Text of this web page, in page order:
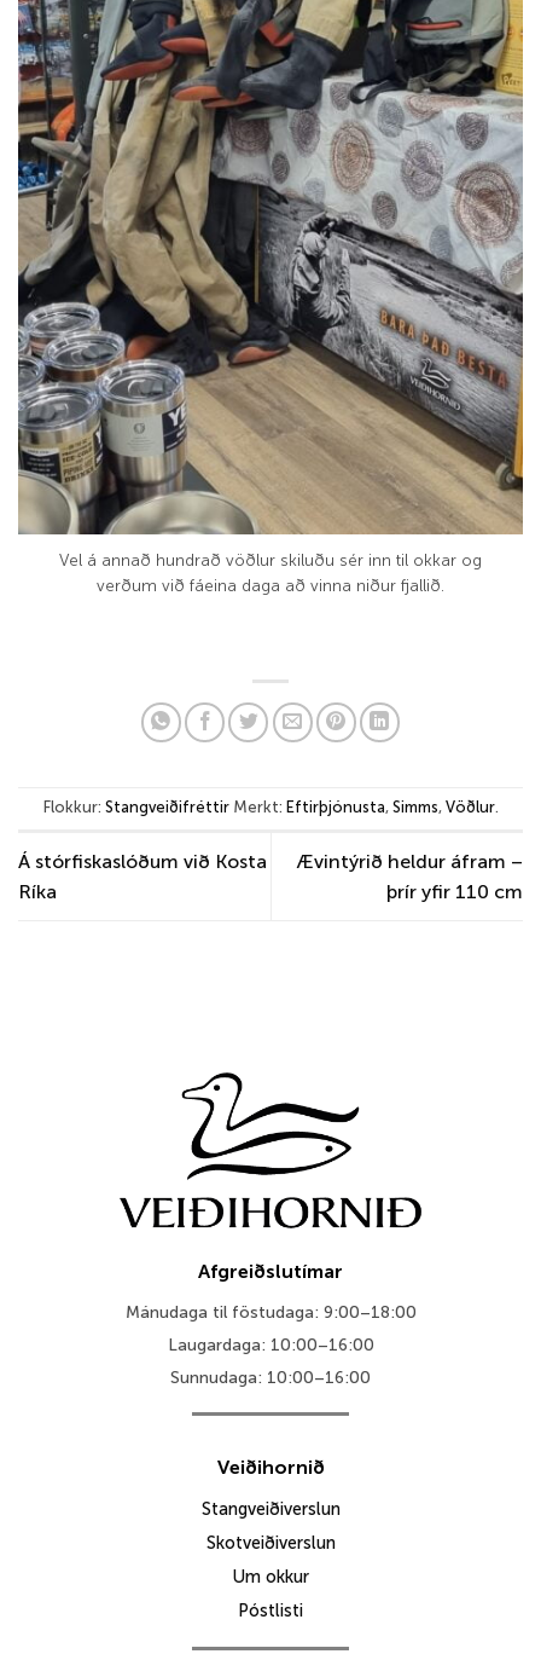
Vel á annað hundrað vöðlur skiluðu sér inn til okkar og
verðum við fáeina daga að vinna niður fjallið.
Flokkur: StangveiðifréttirMerkt: Eftirþjónusta, Simms, Vöðlur.
Á stórfiskaslóðum við Kosta
Ríka
Ævintýrið heldur áfram –
þrír yfir 110 cm
Afgreiðslutímar
Mánudaga til föstudaga: 9:00–18:00
Laugardaga: 10:00–16:00
Sunnudaga: 10:00–16:00
Veiðihornið
Stangveiðiverslun
Skotveiðiverslun
Um okkur
Póstlisti